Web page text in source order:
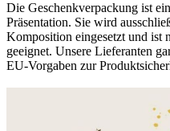
Die Geschenkverpackung ist
Präsentation. Sie wird
Komposition eingesetzt und ist
geeignet. Unsere Lieferanten
EU-Vorgaben zur